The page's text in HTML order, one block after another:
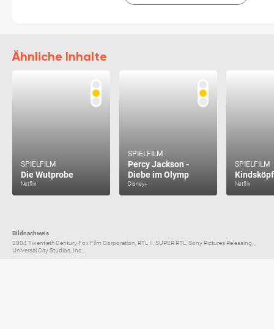
Ähnliche Inhalte
SPIELFILM
Die Wutprobe
Netflix
SPIELFILM
Percy Jackson -
Diebe im Olymp
Disney+
SPIELFILM
Netflix
Bildnachweis
2004 Twentieth Century Fox Film Corporation, RTL II, SUPER RTL, Sony Pictures Releasing, ,
Universal City Studios, Inc....